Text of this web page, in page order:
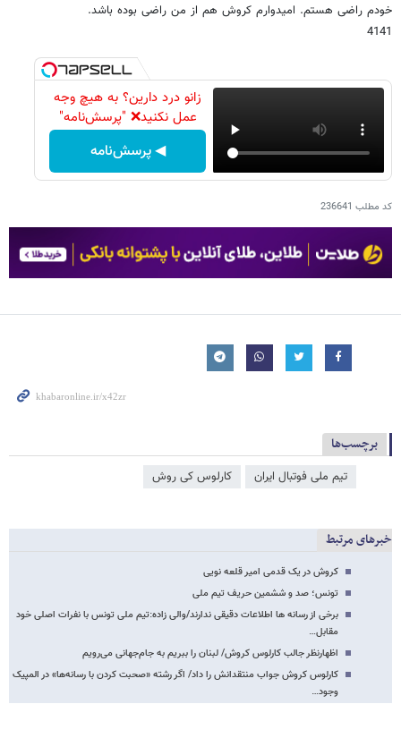
خودم راضی هستم. امیدوارم کروش هم از من راضی بوده باشد.
4141
زانو درد دارین؟ به هیچ وجه
عمل نکنید❌ "پرسش‌نامه"
◀ پرسش‌نامه
کد مطلب 236641
برچسب‌ها
تیم ملی فوتبال ایران کارلوس کی روش
خبرهای مرتبط
کروش در یک قدمی امیر قلعه نویی
تونس؛ صد و ششمین حریف تیم ملی
برخی از رسانه ها اطلاعات دقیقی ندارند/والی زاده:تیم ملی تونس با نفرات اصلی خود
مقابل…
اظهارنظر جالب کارلوس کروش/ لبنان را ببریم به جام‌جهانی می‌رویم
کارلوس کروش جواب منتقدانش را داد/ اگر رشته «صحبت کردن با رسانه‌ها» در المپیک
وجود…